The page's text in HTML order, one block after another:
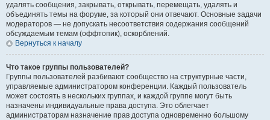
удалять сообщения, закрывать, открывать, перемещать, удалять и
объединять темы на форуме, за который они отвечают. Основные задачи
модераторов — не допускать несоответствия содержания сообщений
обсуждаемым темам (оффтопик), оскорблений.
Вернуться к началу
Что такое группы пользователей?
Группы пользователей разбивают сообщество на структурные части,
управляемые администратором конференции. Каждый пользователь
может состоять в нескольких группах, и каждой группе могут быть
назначены индивидуальные права доступа. Это облегчает
администраторам назначение прав доступа одновременно большому